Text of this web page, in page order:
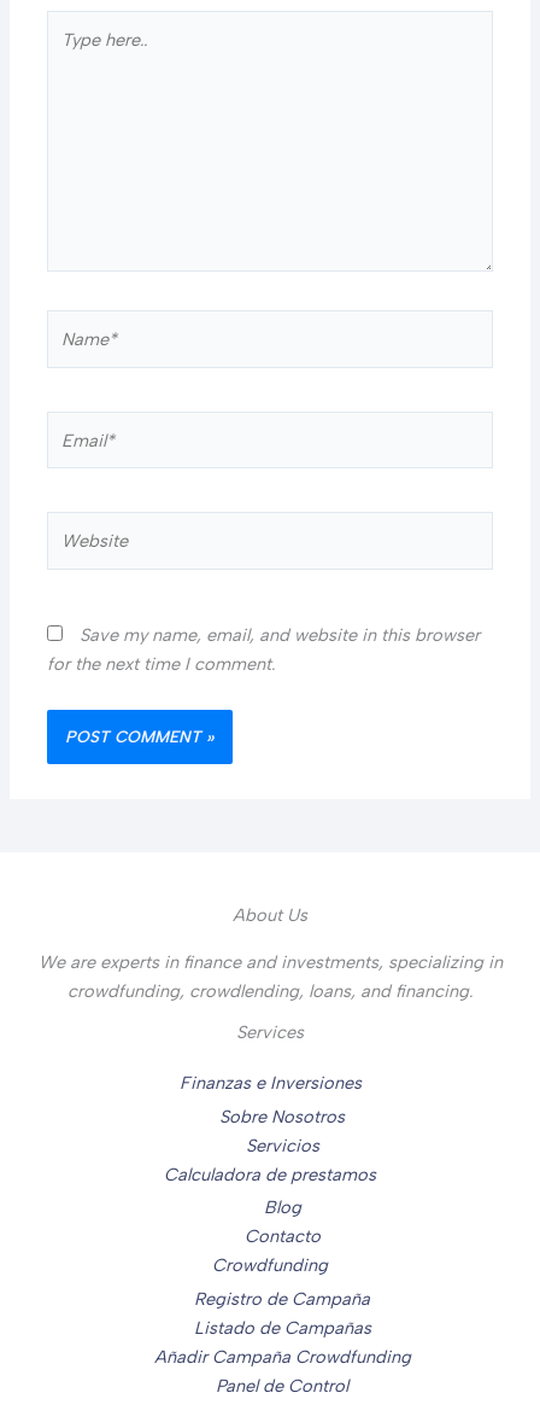
here..
Save my name, email, and website in this browser
for the next time I comment.
About Us
We are experts in finance and investments, specializing in
crowdfunding, crowdlending, loans, and financing.
Services
Finanzas e Inversiones
Sobre Nosotros
Servicios
Calculadora de prestamos
Blog
Contacto
Crowdfunding
Registro de Campaña
Listado de Campañas
Añadir Campaña Crowdfunding
Panel de Control